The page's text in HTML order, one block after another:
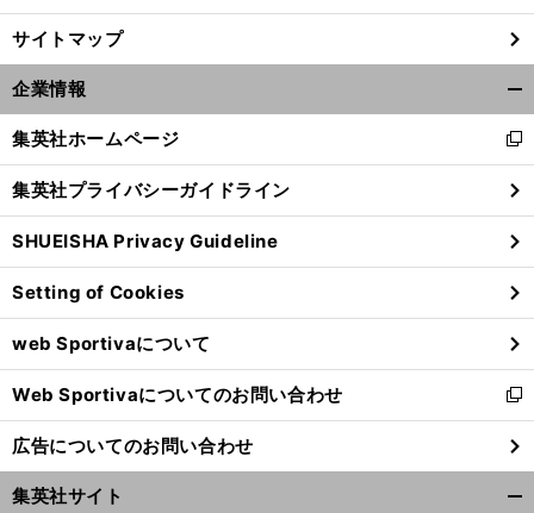
サイトマップ
企業情報
閉
る
集英社ホームページ
新
し
い
ウ
ィ
ン
ド
ウ
で
開
く
集英社プライバシーガイドライン
SHUEISHA Privacy Guideline
Setting of Cookies
web Sportivaについて
Web Sportivaについてのお問い合わせ
新
し
い
ウ
ィ
広告についてのお問い合わせ
集英社サイト